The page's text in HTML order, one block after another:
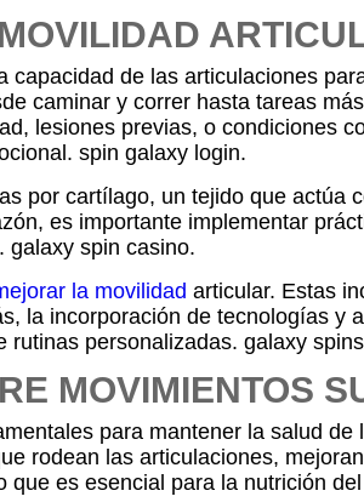
capacidad de las articulaciones
caminar y correr hasta tareas
lesiones previas, o condiciones
spin galaxy login.
por cartílago, un tejido que
es importante implementar
galaxy spin casino.
la movilidad articular. Estas
la incorporación de tecnologías y
rutinas personalizadas. galaxy
MOVIMIENTOS
para mantener la salud
rodean las articulaciones,
que es esencial para la nutrición